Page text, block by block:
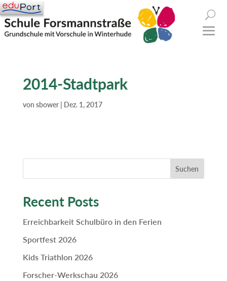
2014-Stadtpark
von sbower| Dez. 1, 2017
Suchen
Recent Posts
Erreichbarkeit Schulbüro in den Ferien
Sportfest 2026
Kids Triathlon 2026
Forscher-Werkschau 2026